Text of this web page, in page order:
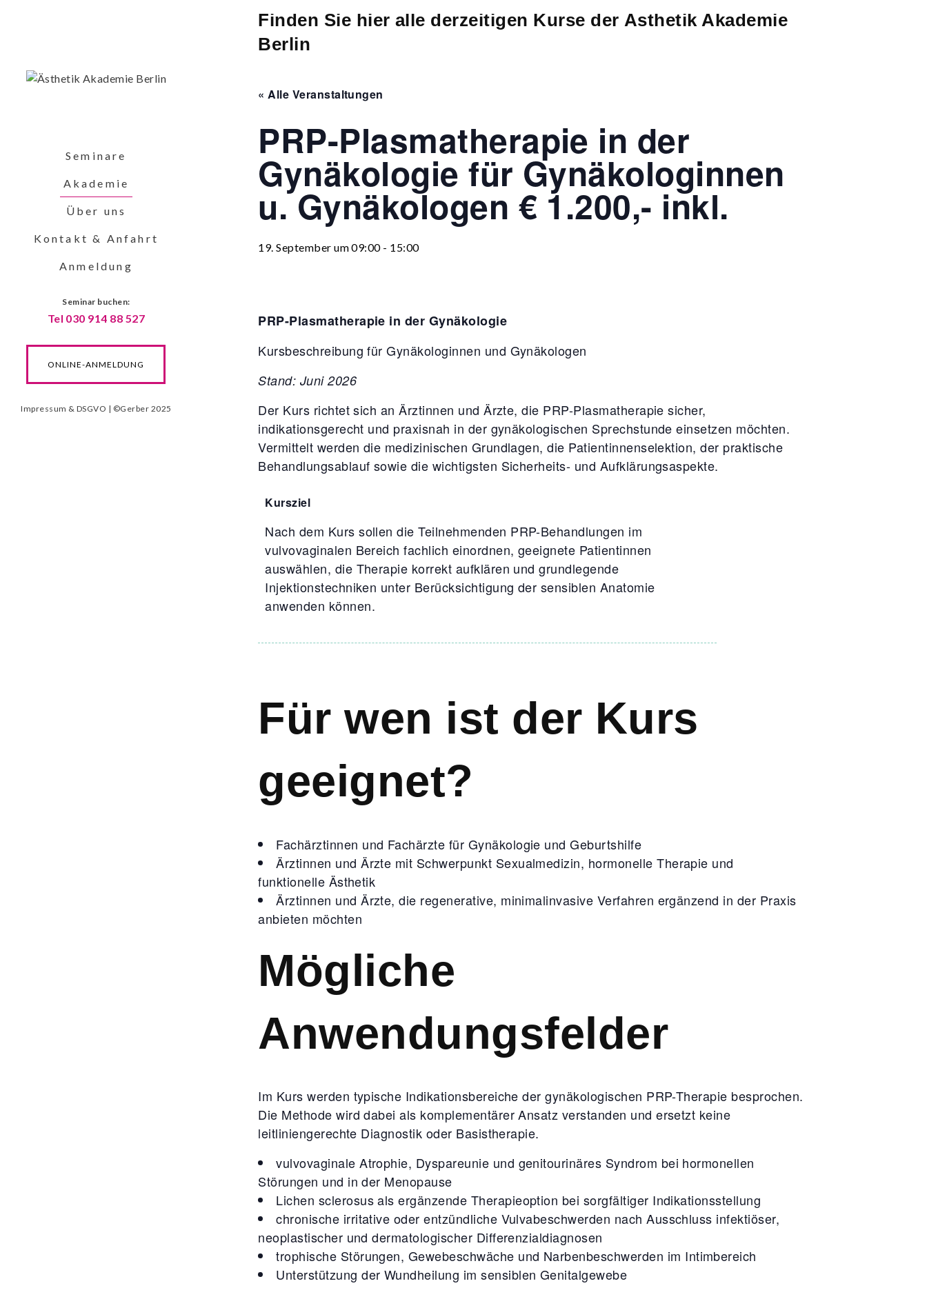
Seminare
Akademie
Über uns
Kontakt & Anfahrt
Anmeldung
Seminar buchen:
Tel 030 914 88 527
ONLINE-ANMELDUNG
Impressum & DSGVO | ©Gerber 2025
Finden Sie hier alle derzeitigen Kurse der Ästhetik Akademie
Berlin
« Alle Veranstaltungen
PRP-Plasmatherapie in der
Gynäkologie für Gynäkologinnen
u. Gynäkologen € 1.200,- inkl.
19. September um 09:00- 15:00
PRP-Plasmatherapie in der Gynäkologie
Kursbeschreibung für Gynäkologinnen und Gynäkologen
Stand: Juni 2026
Der Kurs richtet sich an Ärztinnen und Ärzte, die PRP-Plasmatherapie sicher,
indikationsgerecht und praxisnah in der gynäkologischen Sprechstunde einsetzen möchten.
Vermittelt werden die medizinischen Grundlagen, die Patientinnenselektion, der praktische
Behandlungsablauf sowie die wichtigsten Sicherheits- und Aufklärungsaspekte.
Kursziel
Nach dem Kurs sollen die Teilnehmenden PRP-Behandlungen im
vulvovaginalen Bereich fachlich einordnen, geeignete Patientinnen
auswählen, die Therapie korrekt aufklären und grundlegende
Injektionstechniken unter Berücksichtigung der sensiblen Anatomie
anwenden können.
Für wen ist der Kurs
geeignet?
Fachärztinnen und Fachärzte für Gynäkologie und Geburtshilfe
Ärztinnen und Ärzte mit Schwerpunkt Sexualmedizin, hormonelle Therapie und
funktionelle Ästhetik
Ärztinnen und Ärzte, die regenerative, minimalinvasive Verfahren ergänzend in der Praxis
anbieten möchten
Mögliche
Anwendungsfelder
Im Kurs werden typische Indikationsbereiche der gynäkologischen PRP-Therapie besprochen.
Die Methode wird dabei als komplementärer Ansatz verstanden und ersetzt keine
leitliniengerechte Diagnostik oder Basistherapie.
vulvovaginale Atrophie, Dyspareunie und genitourinäres Syndrom bei hormonellen
Störungen und in der Menopause
Lichen sclerosus als ergänzende Therapieoption bei sorgfältiger Indikationsstellung
chronische irritative oder entzündliche Vulvabeschwerden nach Ausschluss infektiöser,
neoplastischer und dermatologischer Differenzialdiagnosen
trophische Störungen, Gewebeschwäche und Narbenbeschwerden im Intimbereich
Unterstützung der Wundheilung im sensiblen Genitalgewebe